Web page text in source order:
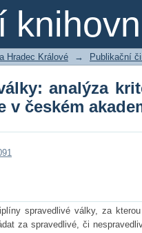
analýza
diskursu
Hradec Králové → Publikační
analýza
v českém
spravedlivé války, za
za spravedlivé, či